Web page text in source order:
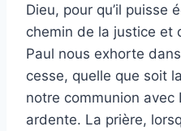
Dieu, pour qu’il puisse
chemin de la justice et
Paul nous exhorte
cesse, quelle que soit
notre communion
ardente. La prière,